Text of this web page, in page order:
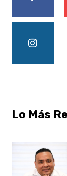
Lo Más